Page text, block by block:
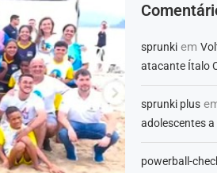
sprunkiem
atacante Ítalo
sprunki plus
adolescentes
powerball-